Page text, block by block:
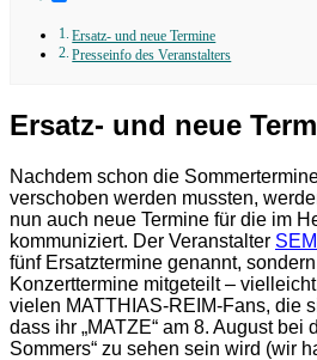
Ersatz- und neue Termine
Presseinfo des Veranstalters
Ersatz- und neue
Nachdem schon die
verschoben werden mussten,
nun auch neue Termine für die im
kommuniziert. Der Veranstalter
fünf Ersatztermine genannt,
Konzerttermine mitgeteilt –
vielen MATTHIAS-REIM-Fans, die
dass ihr „MATZE“ am 8. August bei
Sommers“ zu sehen sein wird (wir